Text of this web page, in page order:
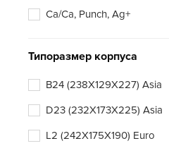
Ca/Ca, Punch, Ag+
Типоразмер корпуса
B24 (238X129X227) Asia
D23 (232X173X225) Asia
L2 (242X175X190) Euro